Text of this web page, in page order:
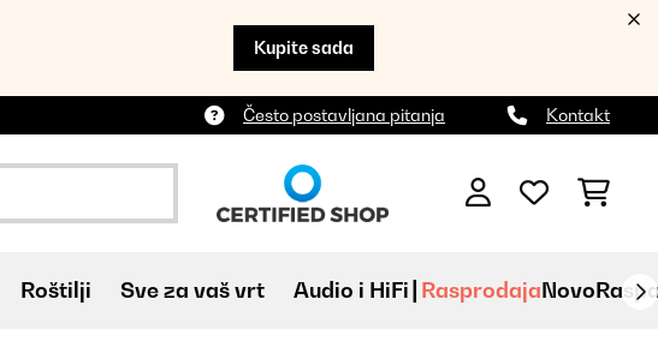
Kupite sada
Često postavljana pitanja Kontakt
Roštilji Sve za vaš vrt Audio i HiFi RasprodajaNovo